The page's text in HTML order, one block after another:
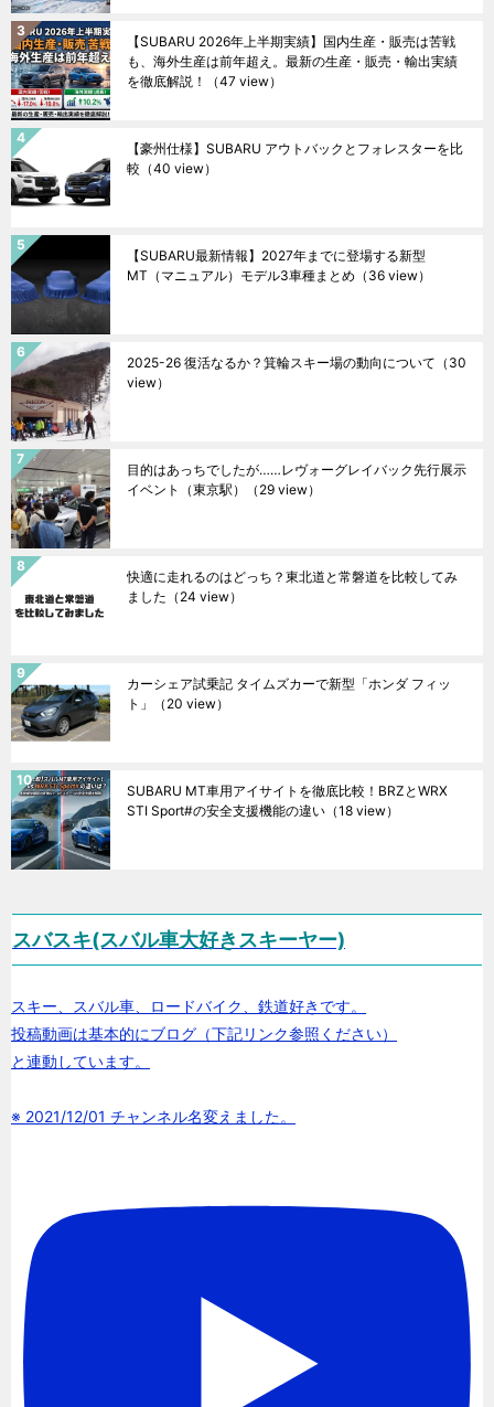
【SUBARU 2026年上半期実績】国内生産・販売は苦戦
も、海外生産は前年超え。最新の生産・販売・輸出実績
を徹底解説！
（47 view）
【豪州仕様】SUBARU アウトバックとフォレスターを比
較 （40 view）
【SUBARU最新情報】2027年までに登場する新型
MT（マニュアル）モデル3車種まとめ （36 view）
2025-26 復活なるか？箕輪スキー場の動向について （30
view）
目的はあっちでしたが……レヴォーグレイバック先行展示
イベント（東京駅）
（29 view）
快適に走れるのはどっち？東北道と常磐道を比較してみ
ました （24 view）
カーシェア試乗記 タイムズカーで新型「ホンダ フィッ
ト」
（20 view）
SUBARU MT車用アイサイトを徹底比較！BRZとWRX
STI Sport#の安全支援機能の違い （18 view）
スバスキ(スバル車大好きスキーヤー)
スキー、スバル車、ロードバイク、鉄道好きです。
投稿動画は基本的にブログ（下記リンク参照ください）
と連動しています。
※ 2021/12/01 チャンネル名変えました。